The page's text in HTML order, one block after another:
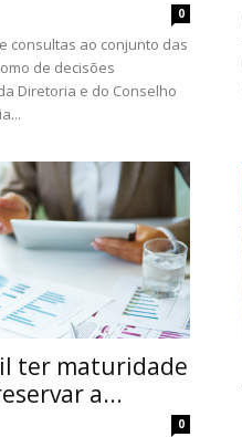
0
consultas ao conjunto das
de decisões
Diretoria e do Conselho
ter maturidade
a...
0